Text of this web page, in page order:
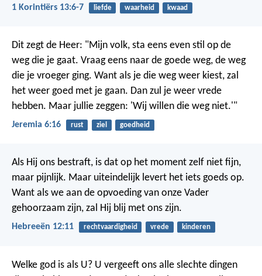
1 Korintiërs 13:6-7 liefde waarheid kwaad
Dit zegt de Heer: "Mijn volk, sta eens even stil op de
weg die je gaat. Vraag eens naar de goede weg, de weg
die je vroeger ging. Want als je die weg weer kiest, zal
het weer goed met je gaan. Dan zul je weer vrede
hebben. Maar jullie zeggen: 'Wij willen die weg niet.'"
Jeremia 6:16 rust ziel goedheid
Als Hij ons bestraft, is dat op het moment zelf niet fijn,
maar pijnlijk. Maar uiteindelijk levert het iets goeds op.
Want als we aan de opvoeding van onze Vader
gehoorzaam zijn, zal Hij blij met ons zijn.
Hebreeën 12:11 rechtvaardigheid vrede kinderen
Welke god is als U? U vergeeft ons alle slechte dingen